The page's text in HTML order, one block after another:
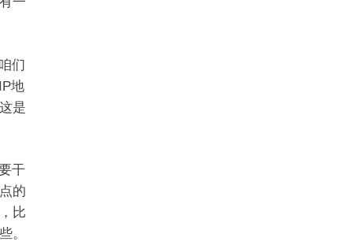
们
地
是
干
的
比
。